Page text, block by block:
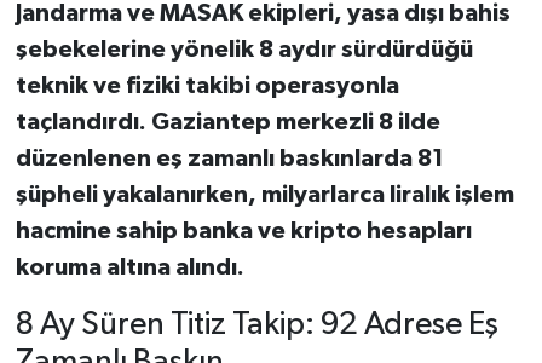
Jandarma ve MASAK ekipleri, yasa dışı bahis
şebekelerine yönelik 8 aydır sürdürdüğü
teknik ve fiziki takibi operasyonla
taçlandırdı. Gaziantep merkezli 8 ilde
düzenlenen eş zamanlı baskınlarda 81
şüpheli yakalanırken, milyarlarca liralık işlem
hacmine sahip banka ve kripto hesapları
koruma altına alındı.
8 Ay Süren Titiz Takip: 92 Adrese Eş